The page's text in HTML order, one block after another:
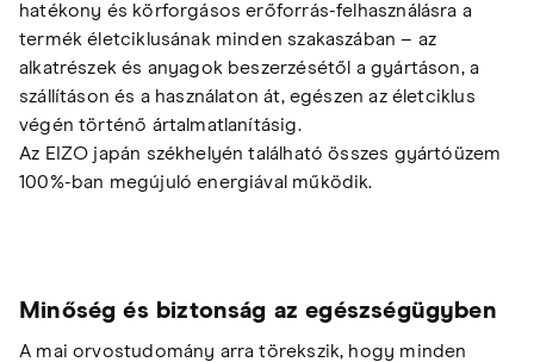
hatékony és körforgásos erőforrás-felhasználásra a
termék életciklusának minden szakaszában – az
alkatrészek és anyagok beszerzésétől a gyártáson, a
szállításon és a használaton át, egészen az életciklus
végén történő ártalmatlanításig.
Az EIZO japán székhelyén található összes gyártóüzem
100%-ban megújuló energiával működik.
Minőség és biztonság az egészségügyben
A mai orvostudomány arra törekszik, hogy minden